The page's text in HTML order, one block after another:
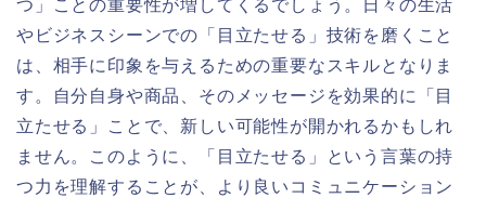
つ」ことの重要性が増してくるでしょう。日々の生活
やビジネスシーンでの「目立たせる」技術を磨くこと
は、相手に印象を与えるための重要なスキルとなりま
す。自分自身や商品、そのメッセージを効果的に「目
立たせる」ことで、新しい可能性が開かれるかもしれ
ません。このように、「目立たせる」という言葉の持
つ力を理解することが、より良いコミュニケーション